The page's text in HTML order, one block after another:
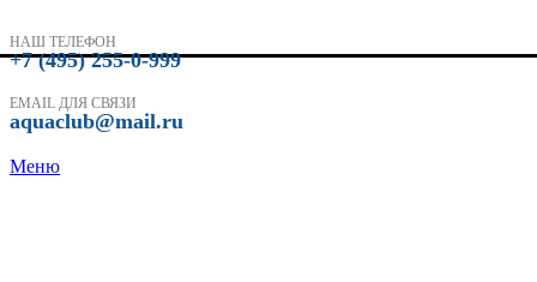
НАШ ТЕЛЕФОН
+7 (495) 255-0-999
EMAIL ДЛЯ СВЯЗИ
aquaclub@mail.ru
Меню